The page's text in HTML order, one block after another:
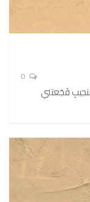
فَجَعتني